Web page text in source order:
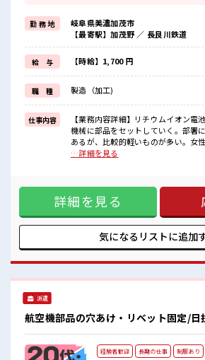
≪未経験でも活躍できる≫
新しいことにチャレンジするのは不安だけど、
しっかり働く環境が整っています！
イチからスキルUP・ステップUP目指していき
≪収入アップを目指せる≫
高時給だらけの派遣のお仕事です！
■職場の雰囲気
休憩室完備でランチや休憩も充実しそう♪
職場にはロッカー完備！
私物の置きすぎには注意が必要ですね★
残業多め！
稼ぎたい方は必見！
勤 務 地
岐阜県美濃加茂市
【最寄駅】加茂野 ／ 長良川鉄道
給 与 【時給】1,700 円
職 種 製造（加工)
仕事内容
【業務内容詳細】リチウムイオン電
機械に部品をセットしていく。部署
あるが、比較的軽いものが多い。女
3kgの物の部署もある。空調完備で、
上あります♪ 制服があると毎日の
経験でも活躍できる≫ 新しいことに
だけど、 しっかり働く環境が整って
UP・ステップUP目指していきまし
指せる≫ 高時給だらけの派遣のお仕事です！ ■職
休憩室完備でランチや休憩も充実し
ぎたい方は必見！ 高収入もバッチリ
…詳細を見る
詳細を見る
気になるリストに追加
派遣
航空機部品の穴あけ・リベット固定/日
経験者歓迎 長期の仕事 制服あり